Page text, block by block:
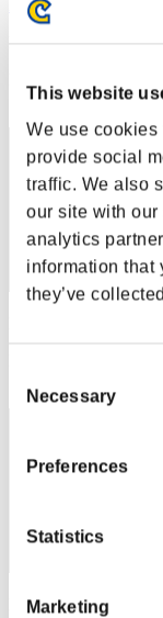
This website
We use
provide social
traffic. We also
our site with
analytics
information that
they’ve
Selection
Necessary
Preferences
Statistics
Marketing
AZ
Punteggio:Lv:1/
2
Punteggio: -